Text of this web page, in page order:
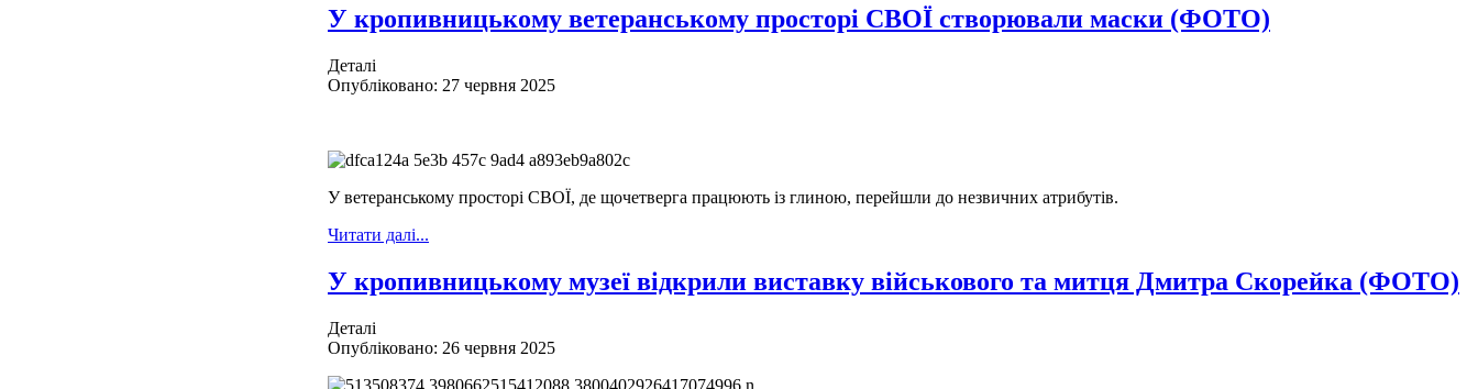
У кропивницькому ветеранському просторі СВОЇ створювали маски (ФОТО)
Деталі
Опубліковано: 27 червня 2025
У ветеранському просторі СВОЇ, де щочетверга працюють із глиною, перейшли до незвичних атрибутів.
Читати далі...
У кропивницькому музеї відкрили виставку військового та митця Дмитра Скорейка (ФОТО)
Деталі
Опубліковано: 26 червня 2025